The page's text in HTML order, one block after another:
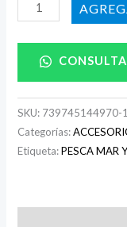
SKU: 739745144970-1
Categorías:
Etiqueta:PESCA MAR